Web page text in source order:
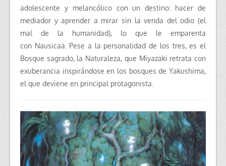
adolescente y melancólico con un destino: hacer de
mediador y aprender a mirar sin la venda del odio (el
mal de la humanidad), lo que le emparenta
con Nausicaä. Pese a la personalidad de los tres, es el
Bosque sagrado, la Naturaleza, que Miyazaki retrata con
exuberancia inspirándose en los bosques de Yakushima,
el que deviene en principal protagonista.